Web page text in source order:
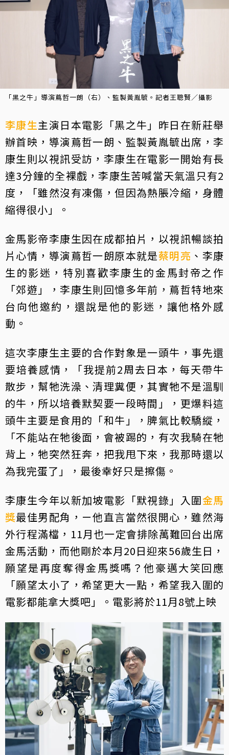
「黑之牛」導演蔦哲一朗（右）、監製黃胤毓。記者王聰賢／攝影
李康生主演日本電影「黑之牛」昨日在新莊舉
辦首映，導演蔦哲一朗、監製黃胤毓出席，李
康生則以視訊受訪，李康生在電影一開始有長
達3分鐘的全裸戲，李康生苦喊當天氣溫只有2
度，「雖然沒有凍傷，但因為熱脹冷縮，身體
縮得很小」。
金馬影帝李康生因在成都拍片，以視訊暢談拍
片心情，導演蔦哲一朗原本就是蔡明亮 、李康
生的影迷，特別喜歡李康生的金馬封帝之作
「郊遊」，李康生則回憶多年前，蔦哲特地來
台向他邀約，還說是他的影迷，讓他格外感
動。
這次李康生主要的合作對象是一頭牛，事先還
要培養感情，「我提前2周去日本，每天帶牛
散步，幫牠洗澡、清理糞便，其實牠不是溫馴
的牛，所以培養默契要一段時間」，更爆料這
頭牛主要是食用的「和牛」，脾氣比較驕縱，
「不能站在牠後面，會被踢的，有次我騎在牠
背上，牠突然狂奔，把我甩下來，我那時還以
為我完蛋了」，最後幸好只是擦傷。
李康生今年以新加坡電影「默視錄」入圍金馬
獎最佳男配角，ㄧ他直言當然很開心，雖然海
外行程滿檔，11月也一定會排除萬難回台出席
金馬活動，而他剛於本月20日迎來56歲生日，
願望是再度奪得金馬獎嗎？他豪邁大笑回應
「願望太小了，希望更大一點，希望我入圍的
電影都能拿大獎吧」。電影將於11月8號上映